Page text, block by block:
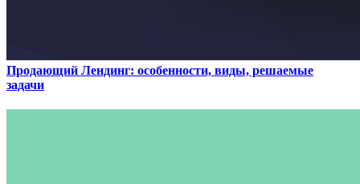
Продающий Лендинг: особенности, виды, решаемые
задачи